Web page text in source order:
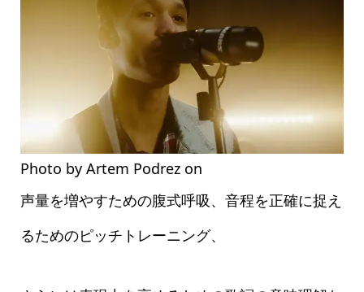
Photo by Artem Podrez on
声量を増やすための腹式呼吸、音程を正確に捉え
るためのピッチトレーニング、